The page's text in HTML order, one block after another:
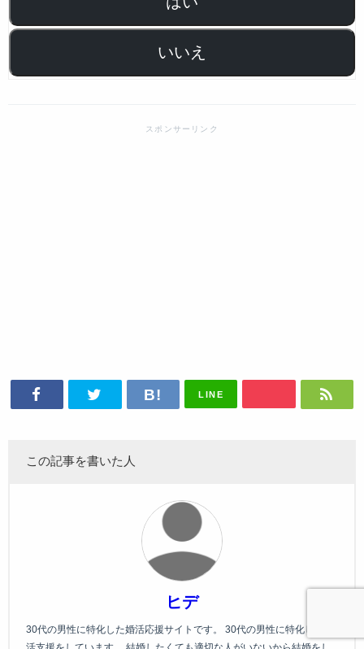
いいえ
LINE
この記事を書いた人
ヒデ
30代の男性に特化した婚活応援サイトです。 30代の男性に特化した婚